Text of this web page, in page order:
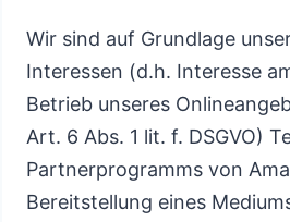
Wir sind auf Grundlage
Interessen (d.h. Interesse
Betrieb unseres
Art. 6 Abs. 1 lit. f. DSGVO)
Partnerprogramms von
Bereitstellung eines